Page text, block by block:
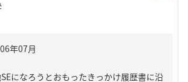
になろうとおもったきっかけ履歴書に沿